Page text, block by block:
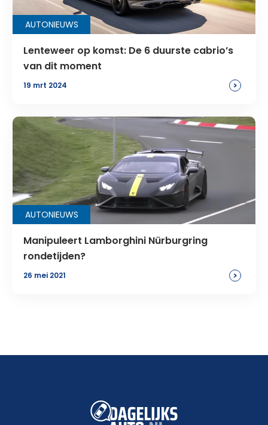
AUTONIEUWS
Lenteweer op komst: De 6 duurste cabrio’s
van dit moment
19 mrt 2024 >
AUTONIEUWS
Manipuleert Lamborghini Nürburgring
rondetijden?
26 mei 2021 >